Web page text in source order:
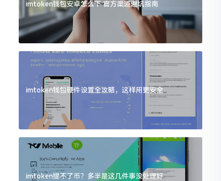
imtoken钱包安卓怎么下 官方渠道避坑指南
imtoken钱包硬件设置全攻略，这样用更安全
imtoken提不了币？多半是这几件事没处理好